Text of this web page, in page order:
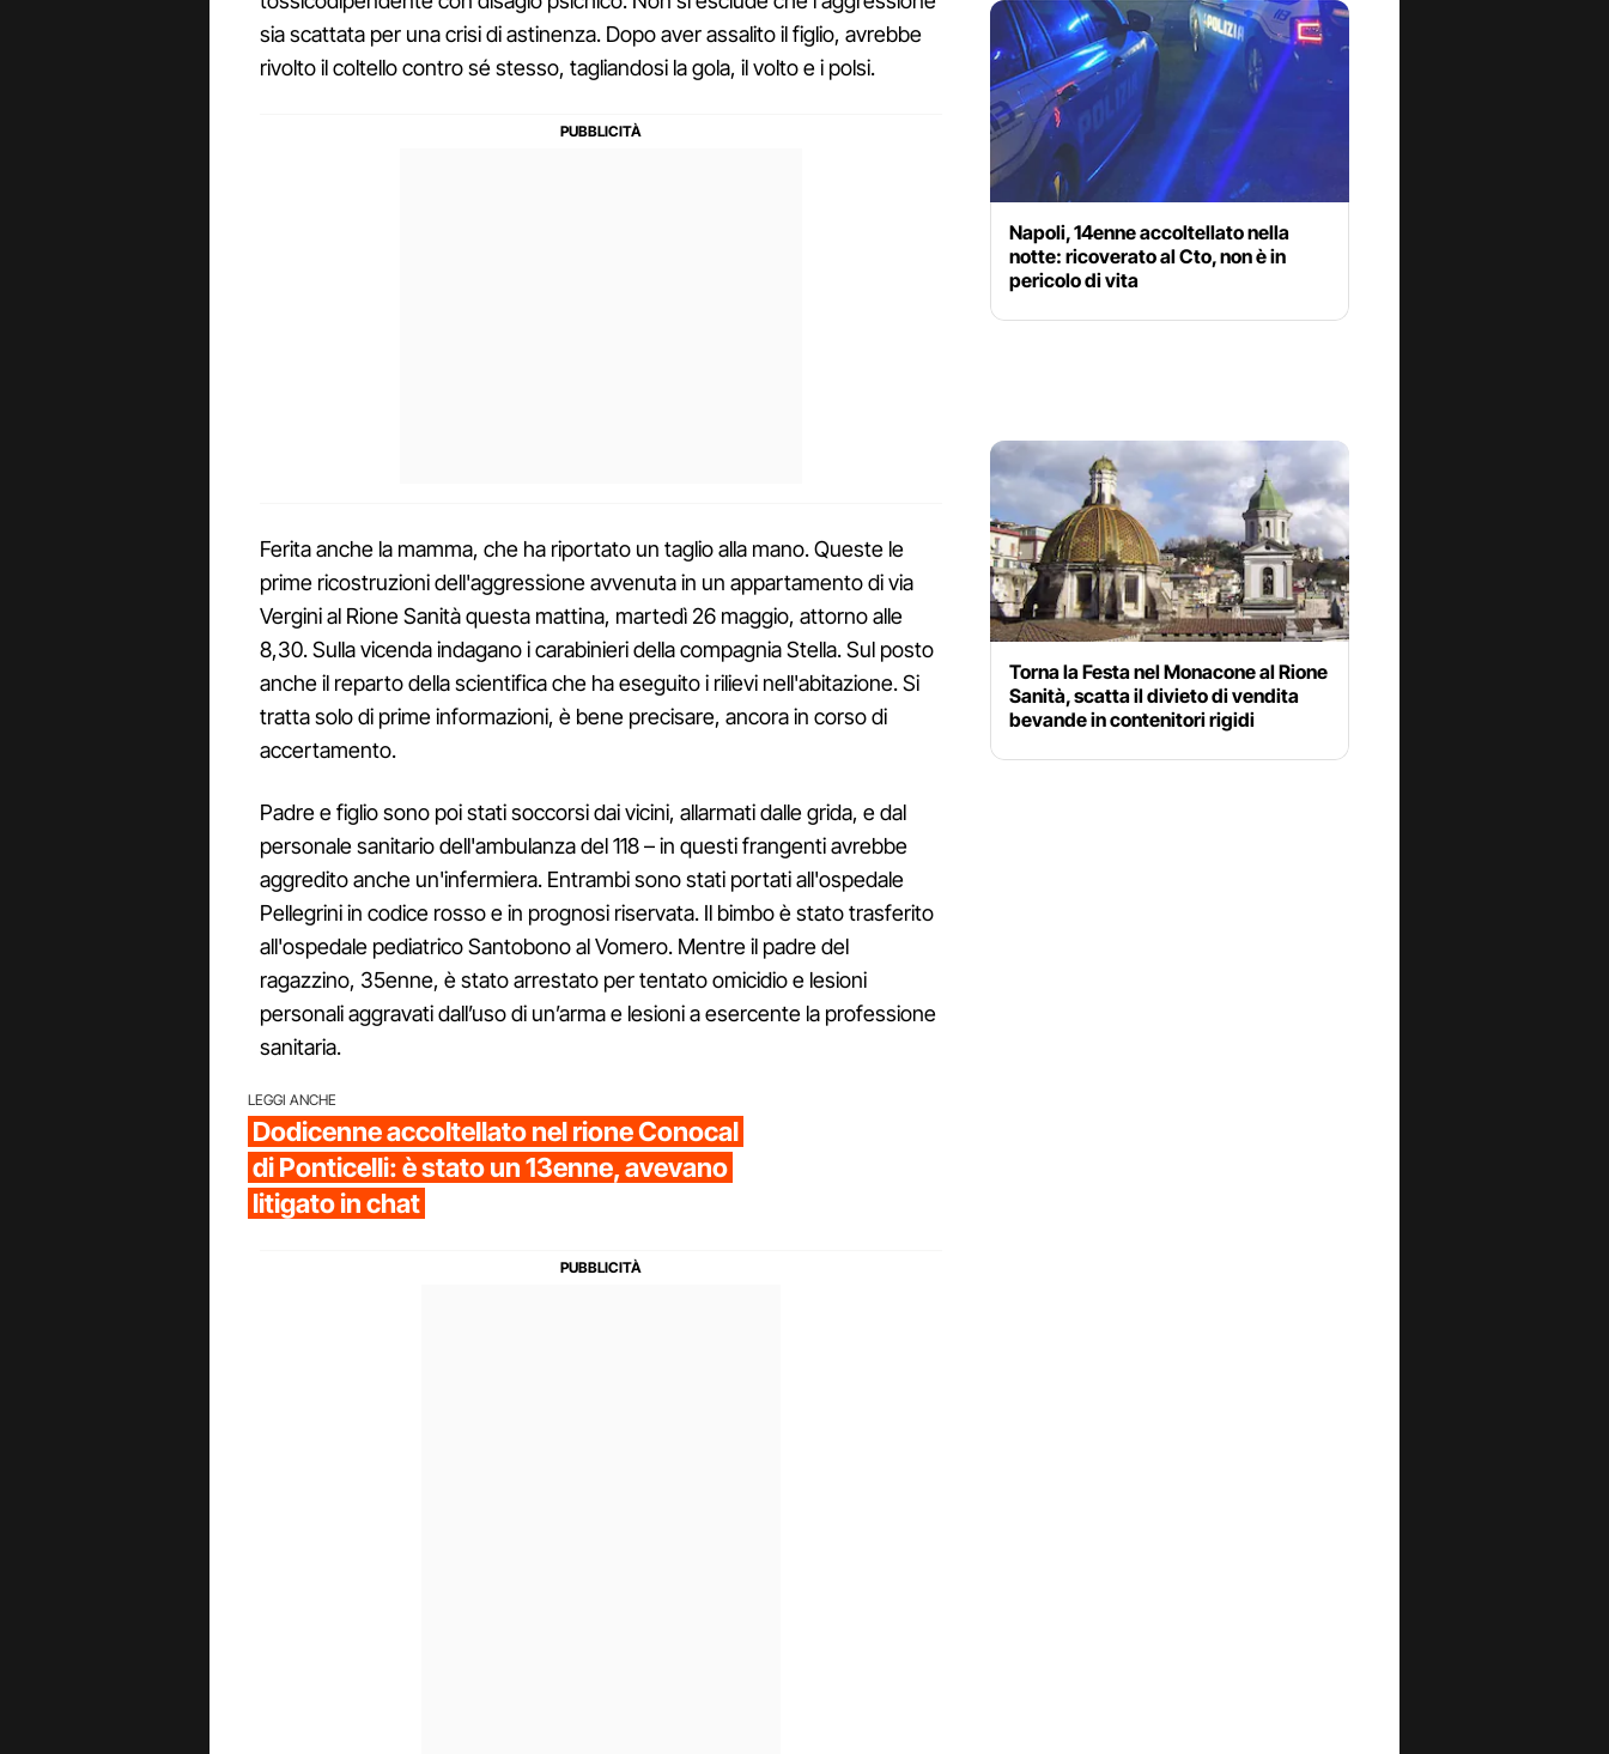
sia scattata per una crisi di astinenza. Dopo aver assalito il figlio, avrebbe
rivolto il coltello contro sé stesso, tagliandosi la gola, il volto e i polsi.
Ferita anche la mamma, che ha riportato un taglio alla mano. Queste le
prime ricostruzioni dell'aggressione avvenuta in un appartamento di via
Vergini al Rione Sanità questa mattina, martedì 26 maggio, attorno alle
8,30. Sulla vicenda indagano i carabinieri della compagnia Stella. Sul posto
anche il reparto della scientifica che ha eseguito i rilievi nell'abitazione. Si
tratta solo di prime informazioni, è bene precisare, ancora in corso di
accertamento.
Padre e figlio sono poi stati soccorsi dai vicini, allarmati dalle grida, e dal
personale sanitario dell'ambulanza del 118 – in questi frangenti avrebbe
aggredito anche un'infermiera. Entrambi sono stati portati all'ospedale
Pellegrini in codice rosso e in prognosi riservata. Il bimbo è stato trasferito
all'ospedale pediatrico Santobono al Vomero. Mentre il padre del
ragazzino, 35enne, è stato arrestato per tentato omicidio e lesioni
personali aggravati dall’uso di un’arma e lesioni a esercente la professione
sanitaria.
LEGGI ANCHE
Dodicenne accoltellato nel rione Conocal
di Ponticelli: è stato un 13enne, avevano
litigato in chat
Napoli, 14enne accoltellato nella
notte: ricoverato al Cto, non è in
pericolo di vita
Torna la Festa nel Monacone al Rione
Sanità, scatta il divieto di vendita
bevande in contenitori rigidi